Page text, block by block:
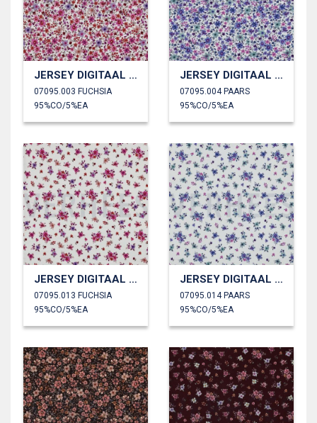
JERSEY DIGITAAL BLOEMEN
07095.003 FUCHSIA
95%CO/5%EA
JERSEY DIGITAAL BLOEMEN
07095.004 PAARS
95%CO/5%EA
JERSEY DIGITAAL BLOEMEN
07095.013 FUCHSIA
95%CO/5%EA
JERSEY DIGITAAL BLOEMEN
07095.014 PAARS
95%CO/5%EA